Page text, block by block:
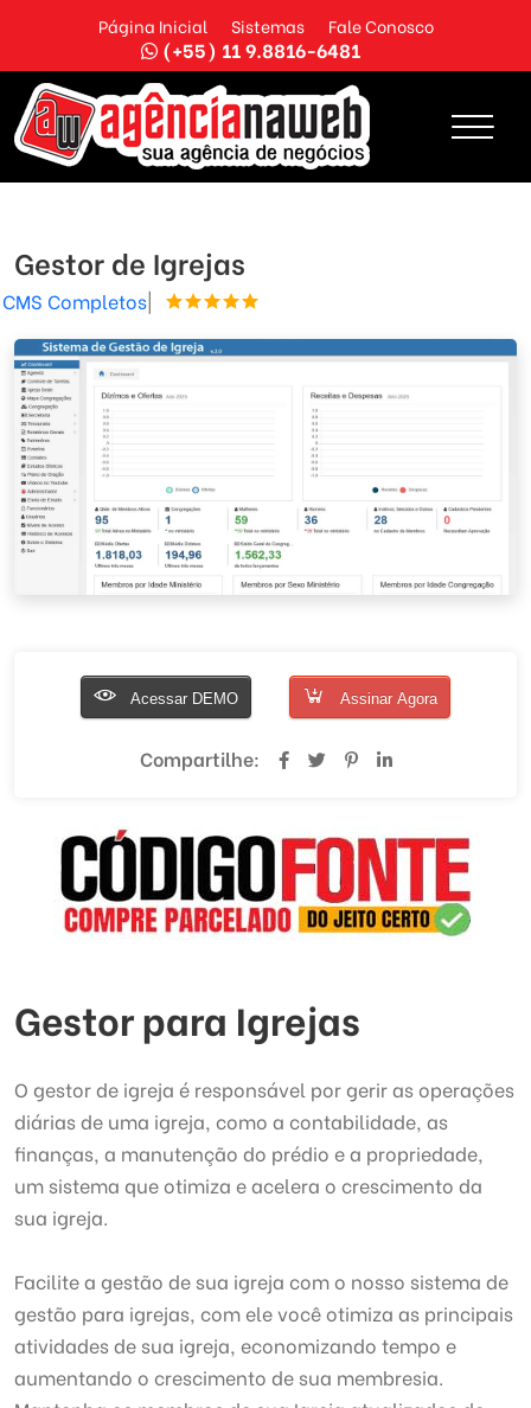
Página Inicial Sistemas Fale Conosco
(+55) 11 9.8816-6481
Gestor de Igrejas
CMS Completos|
Acessar DEMO Assinar Agora
Compartilhe:
Gestor para Igrejas
O gestor de igreja é responsável por gerir as operações
diárias de uma igreja, como a contabilidade, as
finanças, a manutenção do prédio e a propriedade,
um sistema que otimiza e acelera o crescimento da
sua igreja.
Facilite a gestão de sua igreja com o nosso sistema de
gestão para igrejas, com ele você otimiza as principais
atividades de sua igreja, economizando tempo e
aumentando o crescimento de sua membresia.